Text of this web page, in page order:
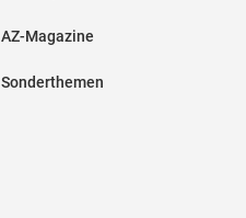
AZ-Magazine
Sonderthemen